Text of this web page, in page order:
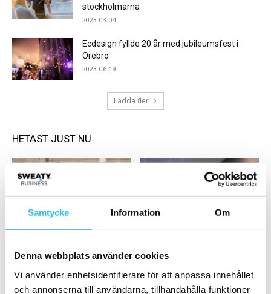
Samtycke Information Om
Denna webbplats använder cookies
Vi använder enhetsidentifierare för att anpassa innehållet
och annonserna till användarna, tillhandahålla funktioner
stockholmarna
2023-03-04
Ecdesign fyllde 20 år med jubileumsfest i
Örebro
2023-06-19
Ladda fler
HETAST JUST NU
och att växa till...